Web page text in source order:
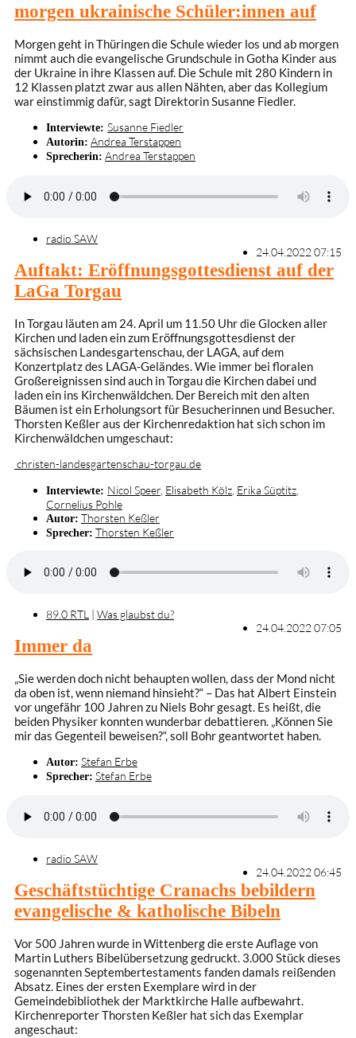
morgen ukrainische Schüler:innen auf
Morgen geht in Thüringen die Schule wieder los und ab morgen
nimmt auch die evangelische Grundschule in Gotha Kinder aus
der Ukraine in ihre Klassen auf. Die Schule mit 280 Kindern in
12 Klassen platzt zwar aus allen Nähten, aber das Kollegium
war einstimmig dafür, sagt Direktorin Susanne Fiedler.
Interviewte: Susanne Fiedler
Autorin: Andrea Terstappen
Sprecherin: Andrea Terstappen
radio SAW
24.04.2022 07:15
Auftakt: Eröffnungsgottesdienst auf der
LaGa Torgau
In Torgau läuten am 24. April um 11.50 Uhr die Glocken aller
Kirchen und laden ein zum Eröffnungsgottesdienst der
sächsischen Landesgartenschau, der LAGA, auf dem
Konzertplatz des LAGA-Geländes. Wie immer bei floralen
Großereignissen sind auch in Torgau die Kirchen dabei und
laden ein ins Kirchenwäldchen. Der Bereich mit den alten
Bäumen ist ein Erholungsort für Besucherinnen und Besucher.
Thorsten Keßler aus der Kirchenredaktion hat sich schon im
Kirchenwäldchen umgeschaut:
christen-landesgartenschau-torgau.de
Interviewte: Nicol Speer Elisabeth Kölz Erika Süptitz
Cornelius Pohle
Autor: Thorsten Keßler
Sprecher: Thorsten Keßler
89.0 RTL | Was glaubst du?
24.04.2022 07:05
Immer da
„Sie werden doch nicht behaupten wollen, dass der Mond nicht
da oben ist, wenn niemand hinsieht?“ – Das hat Albert Einstein
vor ungefähr 100 Jahren zu Niels Bohr gesagt. Es heißt, die
beiden Physiker konnten wunderbar debattieren. „Können Sie
mir das Gegenteil beweisen?“, soll Bohr geantwortet haben.
Autor: Stefan Erbe
Sprecher: Stefan Erbe
radio SAW
24.04.2022 06:45
Geschäftstüchtige Cranachs bebildern
evangelische & katholische Bibeln
Vor 500 Jahren wurde in Wittenberg die erste Auflage von
Martin Luthers Bibelübersetzung gedruckt. 3.000 Stück dieses
sogenannten Septembertestaments fanden damals reißenden
Absatz. Eines der ersten Exemplare wird in der
Gemeindebibliothek der Marktkirche Halle aufbewahrt.
Kirchenreporter Thorsten Keßler hat sich das Exemplar
angeschaut: